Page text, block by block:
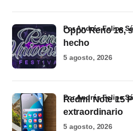
Oppo Reno 16,
hecho
por Andrés Felipe
5 agosto, 2026
Redmi Note 15
extraordinario
por Andrés Felipe
5 agosto, 2026